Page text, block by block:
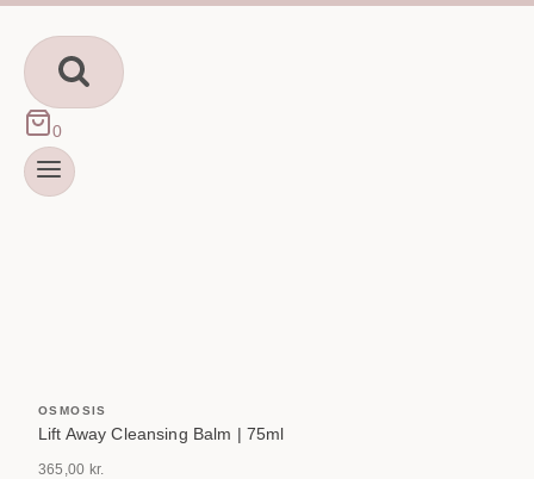
0
OSMOSIS
Lift Away Cleansing Balm | 75ml
365,00 kr.